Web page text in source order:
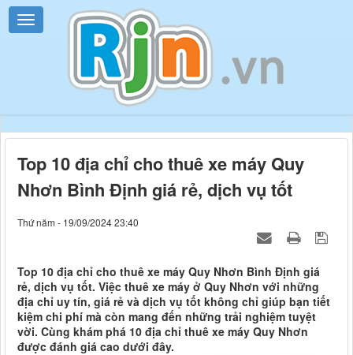
Top 10 địa chỉ cho thuê xe máy Quy
Nhơn Bình Định giá rẻ, dịch vụ tốt
Thứ năm - 19/09/2024 23:40
Top 10 địa chỉ cho thuê xe máy Quy Nhơn Bình Định giá
rẻ, dịch vụ tốt. Việc thuê xe máy ở Quy Nhơn với những
địa chỉ uy tín, giá rẻ và dịch vụ tốt không chỉ giúp bạn tiết
kiệm chi phí mà còn mang đến những trải nghiệm tuyệt
vời. Cùng khám phá 10 địa chỉ thuê xe máy Quy Nhơn
được đánh giá cao dưới đây.